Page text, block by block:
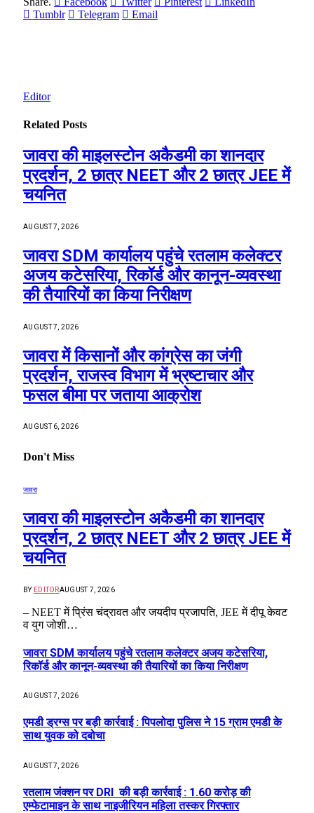
Tumblr
Telegram Email
Editor
Related Posts
जावरा की माइलस्टोन अकैडमी का शानदार
प्रदर्शन, 2 छात्र NEET और 2 छात्र JEE में
चयनित
AUGUST 7, 2026
जावरा SDM कार्यालय पहुंचे रतलाम कलेक्टर
अजय कटेसरिया, रिकॉर्ड और कानून-व्यवस्था
की तैयारियों का किया निरीक्षण
AUGUST 7, 2026
जावरा में किसानों और कांग्रेस का जंगी
प्रदर्शन, राजस्व विभाग में भ्रष्टाचार और
फसल बीमा पर जताया आक्रोश
AUGUST 6, 2026
Don't Miss
जावरा
जावरा की माइलस्टोन अकैडमी का शानदार
प्रदर्शन, 2 छात्र NEET और 2 छात्र JEE में
चयनित
BY EDITORAUGUST 7, 2026
– NEET में प्रिंस चंद्रावत और जयदीप प्रजापति, JEE में दीपू केवट
व युग जोशी…
जावरा SDM कार्यालय पहुंचे रतलाम कलेक्टर अजय कटेसरिया,
रिकॉर्ड और कानून-व्यवस्था की तैयारियों का किया निरीक्षण
AUGUST 7, 2026
एमडी ड्रग्स पर बड़ी कार्रवाई : पिपलोदा पुलिस ने 15 ग्राम एमडी के
साथ युवक को दबोचा
AUGUST 7, 2026
रतलाम जंक्शन पर DRI की बड़ी कार्रवाई : 1.60 करोड़ की
एम्फेटामाइन के साथ नाइजीरियन महिला तस्कर गिरफ्तार